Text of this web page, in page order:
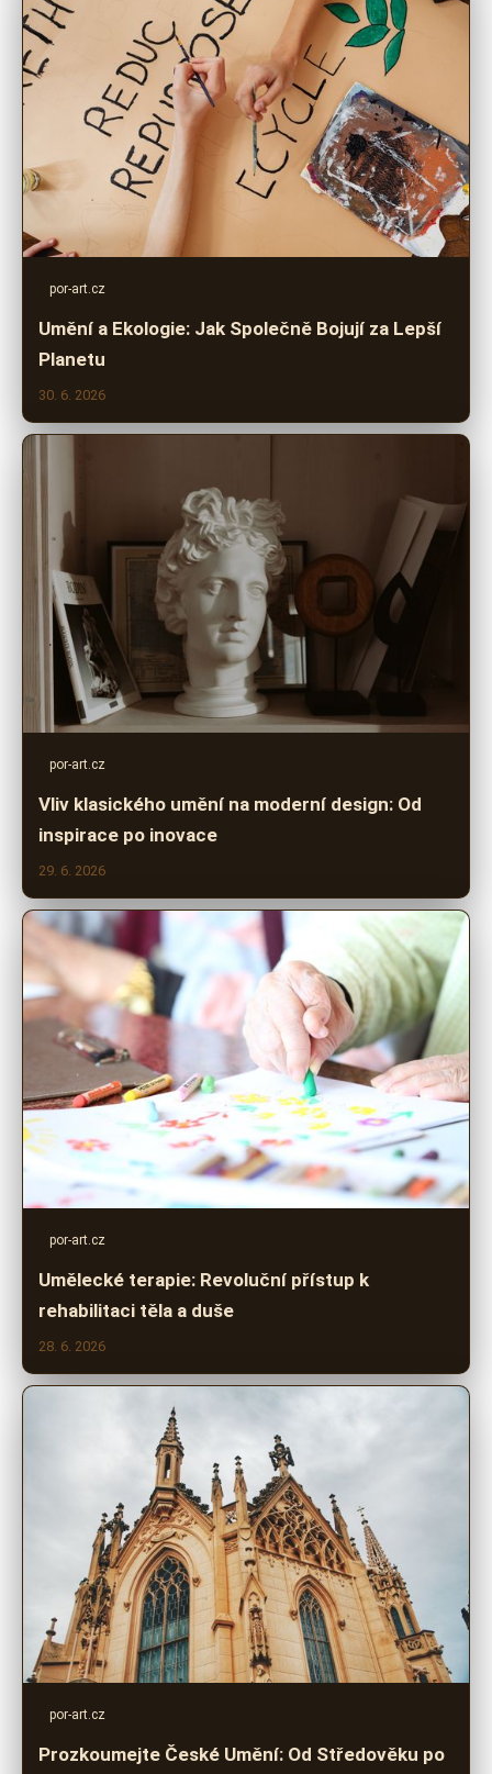
por-art.cz
Umění a Ekologie: Jak Společně Bojují za Lepší
Planetu
30. 6. 2026
por-art.cz
Vliv klasického umění na moderní design: Od
inspirace po inovace
29. 6. 2026
por-art.cz
Umělecké terapie: Revoluční přístup k
rehabilitaci těla a duše
28. 6. 2026
por-art.cz
Prozkoumejte České Umění: Od Středověku po